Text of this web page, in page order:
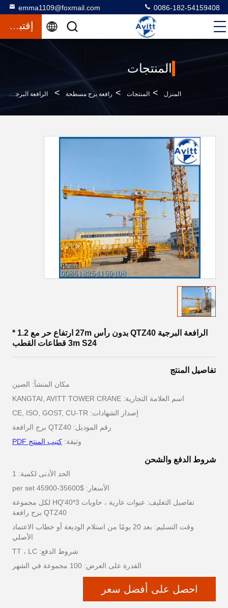
emma1109@foxmail.com 0086-182-54159408
إقتباس
المنتجات
المنزل > المنتجات > رافعة برج مسطحة > الرافعة البرجية QTZ40 بدون رأس 27m ارتفاع حر مع 1.2 * 3m S24 قطاعات القطب
الرافعة البرجية QTZ40 بدون رأس 27m ارتفاع حر مع 1.2 *
3m S24 قطاعات القطب
تفاصيل المنتج
مكان المنشأ: الصين
اسم العلامة التجارية: KANGTAI, AVITT TOWER CRANE
إصدار الشهادات: CE, ISO, GOST, CU-TR
رقم الموديل: QTZ40 برج الرافعة
وثيقة: كتيب المنتج PDF
شروط الدفع والشحن
الحد الأدنى لكمية: 1
الأسعار: $35600-45900 per set
تفاصيل التغليف: عبوات عارية ، حاويات 3*40'HQ لكل مجموعة
QTZ40 برج رافعة
وقت التسليم: بعد 20 يومًا من استلام الوديعة أو خطاب الاعتماد
الأصلي
شروط الدفع: TT ، LC
القدرة على العرض: 100 مجموعة في الشهر
احصل على أفضل سعر